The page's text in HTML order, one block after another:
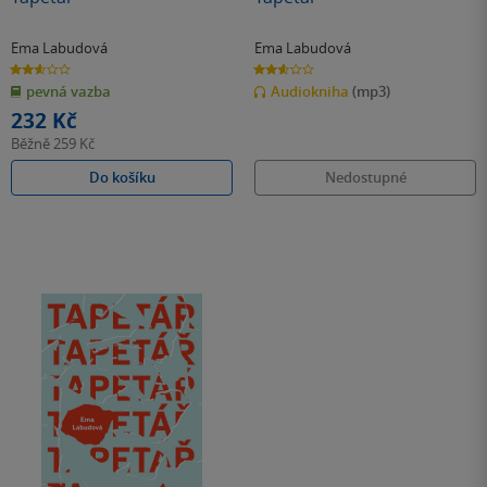
Ema Labudová
2.6
z
5
hvězdiček
pevná vazba
232 Kč
Běžně259 Kč
Do košíku
Ema Labudová
2.6
z
5
hvězdiček
Audiokniha (mp3)
Nedostupné